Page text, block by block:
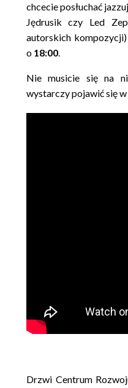
chcecie posłuchać
Jędrusik czy Led
autorskich
o 18:00.
Nie musicie się na
wystarczy pojawić się
Drzwi Centrum